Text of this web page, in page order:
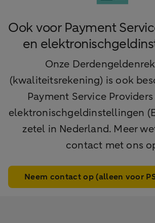
Ook voor Payment
en
Onze
(kwaliteitsrekening) is ook
Payment Service Providers
elektronischgeldinstellingen
zetel in Nederland. Meer
contact met ons
Neem contact op (alleen voor